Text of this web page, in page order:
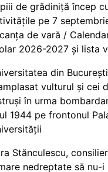
de grădiniță încep
pe 7
de vară /
2026-2027 și lista
din
vulturul și cei
în urma
1944 pe frontonul
Stănculescu,
nedreptate să nu-i